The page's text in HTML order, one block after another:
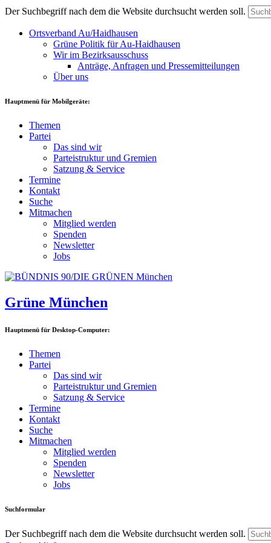
Der Suchbegriff nach dem die Website durchsucht werden soll.
Ortsverband Au/Haidhausen
Grüne Politik für Au-Haidhausen
Wir im Bezirksausschuss
Anträge, Anfragen und Pressemitteilungen
Über uns
Hauptmenü für Mobilgeräte:
Themen
Partei
Das sind wir
Parteistruktur und Gremien
Satzung & Service
Termine
Kontakt
Suche
Mitmachen
Mitglied werden
Spenden
Newsletter
Jobs
Grüne München
Hauptmenü für Desktop-Computer:
Themen
Partei
Das sind wir
Parteistruktur und Gremien
Satzung & Service
Termine
Kontakt
Suche
Mitmachen
Mitglied werden
Spenden
Newsletter
Jobs
Suchformular
Der Suchbegriff nach dem die Website durchsucht werden soll.